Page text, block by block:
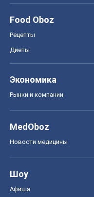
Food Oboz
Рецепты
Диеты
Экономика
Рынки и компании
MedOboz
Новости медицины
Шоу
Афиша